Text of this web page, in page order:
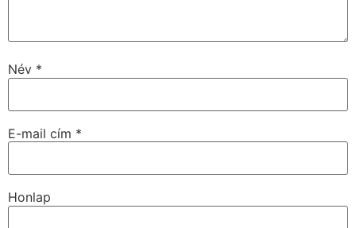
Név *
E-mail cím *
Honlap